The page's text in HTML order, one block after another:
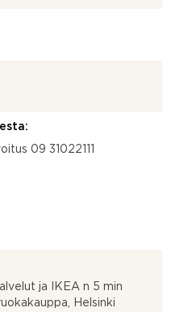
09 31022111
ja IKEA n 5 min
Helsinki